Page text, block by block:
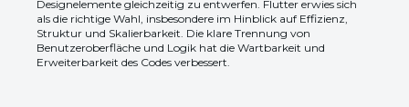
Designelemente gleichzeitig zu entwerfen. Flutter erwies sich
als die richtige Wahl, insbesondere im Hinblick auf Effizienz,
Struktur und Skalierbarkeit. Die klare Trennung von
Benutzeroberfläche und Logik hat die Wartbarkeit und
Erweiterbarkeit des Codes verbessert.